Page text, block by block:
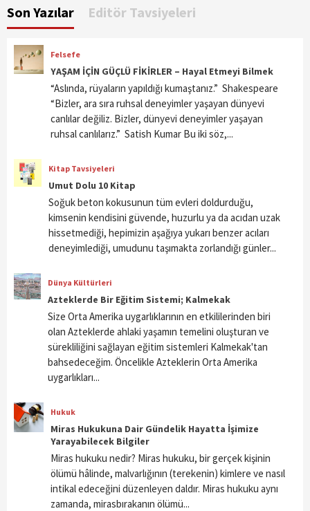
Son Yazılar Editör Tavsiyeleri
Felsefe
YAŞAM İÇİN GÜÇLÜ FİKİRLER – Hayal Etmeyi Bilmek
“Aslında, rüyaların yapıldığı kumaştanız.” Shakespeare
“Bizler, ara sıra ruhsal deneyimler yaşayan dünyevi
canlılar değiliz. Bizler, dünyevi deneyimler yaşayan
ruhsal canlılarız.” Satish Kumar Bu iki söz,...
Kitap Tavsiyeleri
Umut Dolu 10 Kitap
Soğuk beton kokusunun tüm evleri doldurduğu,
kimsenin kendisini güvende, huzurlu ya da acıdan uzak
hissetmediği, hepimizin aşağıya yukarı benzer acıları
deneyimlediği, umudunu taşımakta zorlandığı günler...
Dünya Kültürleri
Azteklerde Bir Eğitim Sistemi; Kalmekak
Size Orta Amerika uygarlıklarının en etkililerinden biri
olan Azteklerde ahlaki yaşamın temelini oluşturan ve
sürekliliğini sağlayan eğitim sistemleri Kalmekak'tan
bahsedeceğim. Öncelikle Azteklerin Orta Amerika
uygarlıkları...
Hukuk
Miras Hukukuna Dair Gündelik Hayatta İşimize
Yarayabilecek Bilgiler
Miras hukuku nedir? Miras hukuku, bir gerçek kişinin
ölümü hâlinde, malvarlığının (terekenin) kimlere ve nasıl
intikal edeceğini düzenleyen daldır. Miras hukuku aynı
zamanda, mirasbırakanın ölümü...